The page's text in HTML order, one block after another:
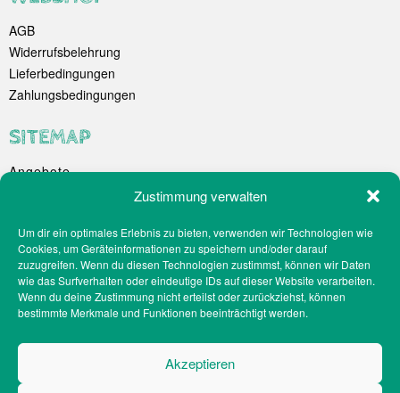
Zustimmung verwalten
Um dir ein optimales Erlebnis zu bieten, verwenden wir Technologien wie
Cookies, um Geräteinformationen zu speichern und/oder darauf
zuzugreifen. Wenn du diesen Technologien zustimmst, können wir Daten
wie das Surfverhalten oder eindeutige IDs auf dieser Website verarbeiten.
Wenn du deine Zustimmung nicht erteilst oder zurückziehst, können
bestimmte Merkmale und Funktionen beeinträchtigt werden.
Akzeptieren
AGB
Widerrufsbelehrung
Lieferbedingungen
Zahlungsbedingungen
SITEMAP
Angebote
Catering
Webshop
Filialen
Kontakt
Teilnahmebedingungen Gewinnspiel
Impressum
Social-Media-Datenschutz